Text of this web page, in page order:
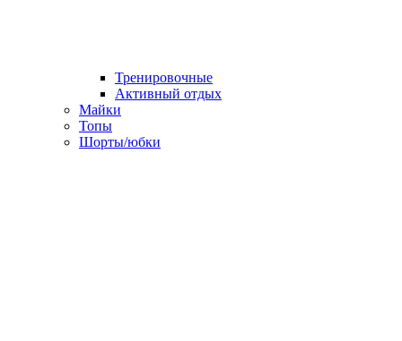
Тренировочные
Активный отдых
Майки
Топы
Шорты/юбки